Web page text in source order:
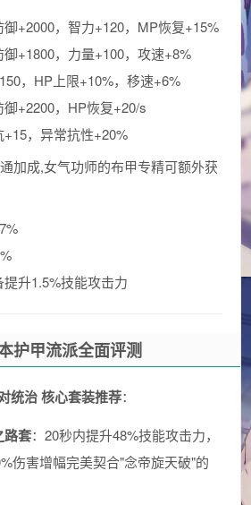
御+2000，智力+120，MP恢复+15%
御+1800，力量+100，攻速+8%
，HP上限+10%，移速+6%
御+2200，HP恢复+20/s
+15，异常抗性+20%
加成,女气功师的布甲专精可额外获
升1.5%技能攻击力
护甲流派全面评测
统治核心套装推荐：
路套：20秒内提升48%技能攻击力，
伤害增幅完美契合"念帝旋天破"的